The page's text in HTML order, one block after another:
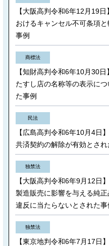
【大阪高判令和6年12月19
おけるキャンセル不可条項
事例
商標法
【知財高判令和6年10月30
たすし店の名称等の表示に
た事例
民法
【広島高判令和6年10月4日
共済契約の解除が有効とされ
独禁法
【大阪高判令和6年9月12日
製造販売に影響を与える純
違反に当たらないとされた事
独禁法
【東京地判令和6年7月17日